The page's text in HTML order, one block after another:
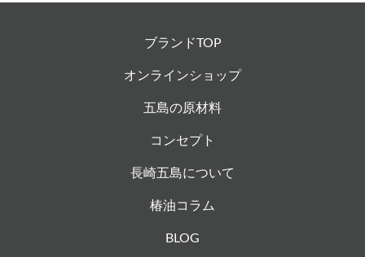
ブランドTOP
オンラインショップ
五島の原材料
コンセプト
長崎五島について
椿油コラム
BLOG